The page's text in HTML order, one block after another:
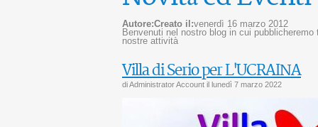
Autore:Creato il:venerdì 16 marzo 2012
Benvenuti nel nostro blog in cui
nostre attività
Villa di Serio per L'UCRAINA
di Administrator Account il lunedì 7 marzo 2022